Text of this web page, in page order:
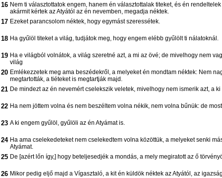
16 Nem ti választottatok engem, hanem én választottalak titeket, és én
akármit kértek az Atyától az én nevemben, megadja néktek.
17 Ezeket parancsolom néktek, hogy egymást szeressétek.
18 Ha gyűlöl titeket a világ, tudjátok meg, hogy engem elébb gyűlölt ti nálatoknál.
19 Ha e világból volnátok, a világ szeretné azt, a mi az övé; de mivelhogy nem
világ
20 Emlékezzetek meg ama beszédekről, a melyeket én mondtam néktek: Nem
megtartották, a tiéteket is megtartják majd.
21 De mindezt az én nevemért cselekszik veletek, mivelhogy nem ismerik azt, a
22 Ha nem jöttem volna és nem beszéltem volna nékik, nem volna bűnük: de
23 A ki engem gyűlöl, gyűlöli az én Atyámat is.
24 Ha ama cselekedeteket nem cselekedtem volna közöttük, a melyeket senki
Atyámat.
25 De [azért lőn így,] hogy beteljesedjék a mondás, a mely megiratott az ő
26 Mikor pedig eljő majd a Vígasztaló, a kit én küldök néktek az Atyától, az